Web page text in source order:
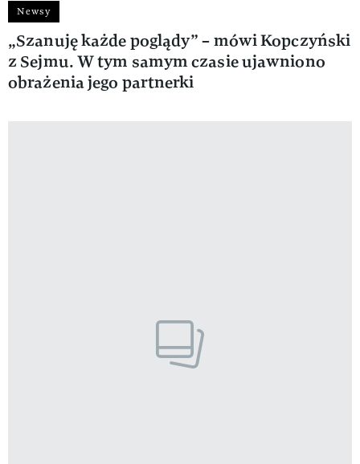
Newsy
„Szanuję każde poglądy” – mówi Kopczyński
z Sejmu. W tym samym czasie ujawniono
obrażenia jego partnerki